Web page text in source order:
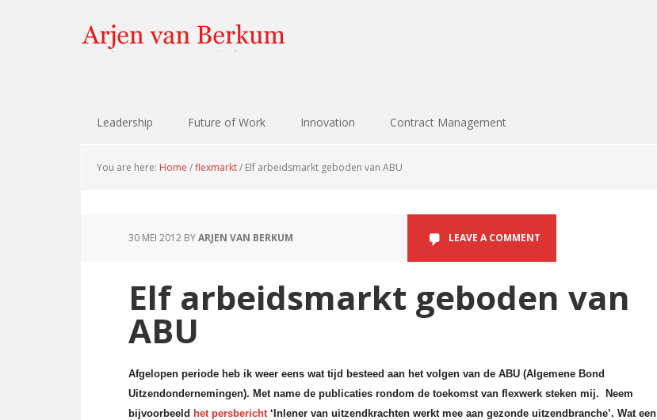
to
primary
to
content
to
primary
to
footer
Leadership Future of Work Innovation Contract Management
You are here: Home /flexmarkt/ Elf arbeidsmarkt geboden van ABU
30 MEI 2012 BYARJEN VAN BERKUM LEAVE A COMMENT
Elf arbeidsmarkt geboden van
ABU
Afgelopen periode heb ik weer eens wat tijd besteed aan het volgen van de ABU (Algemene Bond
Uitzendondernemingen). Met name de publicaties rondom de toekomst van flexwerk steken mij. Neem
bijvoorbeeld het persbericht ‘Inlener van uitzendkrachten werkt mee aan gezonde uitzendbranche’. Wat een